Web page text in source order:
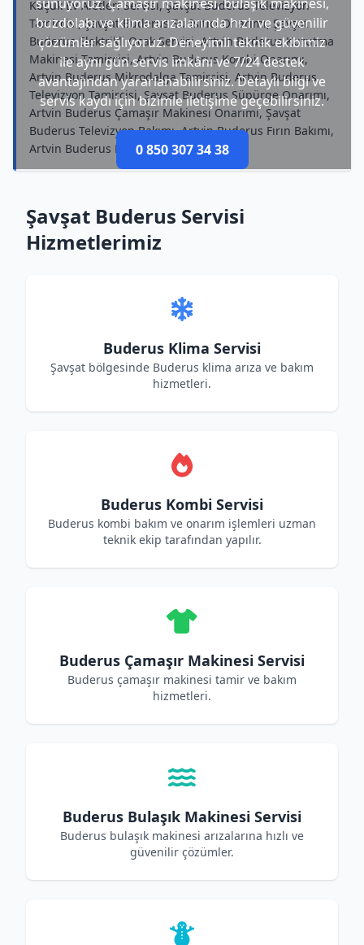
buzdolabı ve klima arızalarında hızlı ve güvenilir
çözümler sağlıyoruz. Deneyimli teknik ekibimiz
ile aynı gün servis imkânı ve 7/24 destek
avantajından yararlanabilirsiniz. Detaylı bilgi ve
servis kaydı için bizimle iletişime geçebilirsiniz.
0 850 307 34 38
Küçük Ev Aletleri Servisi, Şavşat Buderus Televizyon
Tamircisi, Şavşat Buderus Su Isıtıcı Onarımı, Şavşat
Buderus Elektrikli Ocak Servisi, Artvin Buderus Kurutma
Makinesi Tamircisi, Artvin Buderus Kombi Onarımı,
Artvin Buderus Mikrodalga Tamircisi, Artvin Buderus
Televizyon Tamircisi, Şavşat Buderus Süpürge Onarımı,
Artvin Buderus Çamaşır Makinesi Onarımı, Şavşat
Buderus Televizyon Bakımı, Artvin Buderus Fırın Bakımı,
Artvin Buderus Fırın Tamircisi
Şavşat Buderus Servisi
Hizmetlerimiz
Buderus Klima Servisi
Şavşat bölgesinde Buderus klima arıza ve bakım
hizmetleri.
Buderus Kombi Servisi
Buderus kombi bakım ve onarım işlemleri uzman
teknik ekip tarafından yapılır.
Buderus Çamaşır Makinesi Servisi
Buderus çamaşır makinesi tamir ve bakım
hizmetleri.
Buderus Bulaşık Makinesi Servisi
Buderus bulaşık makinesi arızalarına hızlı ve
güvenilir çözümler.